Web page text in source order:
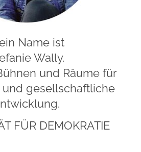
Name ist
Wally.
und Räume für
gesellschaftliche
FÜR DEMOKRATIE